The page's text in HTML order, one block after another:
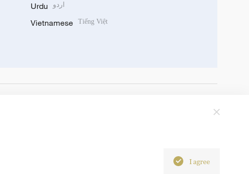
Urdu اردو
Vietnamese Tiếng Việt
I agree